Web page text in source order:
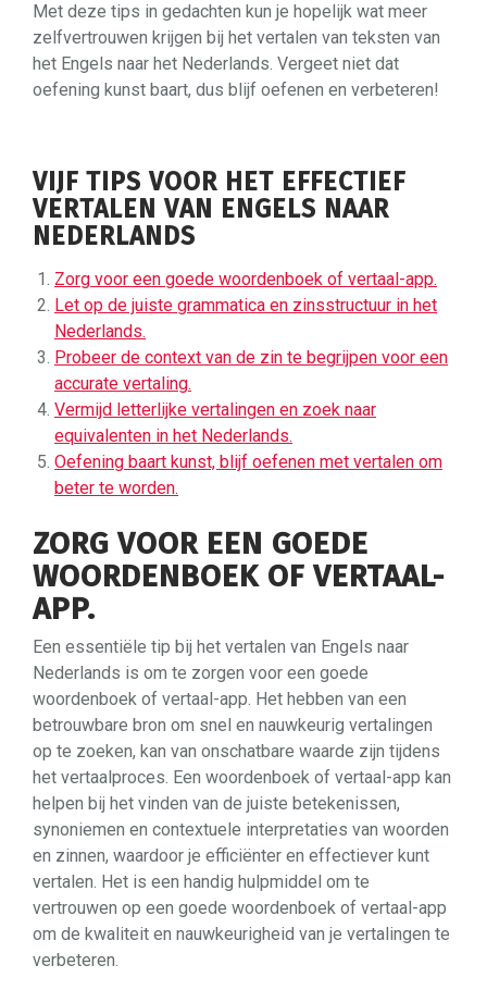
Met deze tips in gedachten kun je hopelijk wat meer
zelfvertrouwen krijgen bij het vertalen van teksten van
het Engels naar het Nederlands. Vergeet niet dat
oefening kunst baart, dus blijf oefenen en verbeteren!
VIJF TIPS VOOR HET EFFECTIEF
VERTALEN VAN ENGELS NAAR
NEDERLANDS
Zorg voor een goede woordenboek of vertaal-app.
Let op de juiste grammatica en zinsstructuur in het
Nederlands.
Probeer de context van de zin te begrijpen voor een
accurate vertaling.
Vermijd letterlijke vertalingen en zoek naar
equivalenten in het Nederlands.
Oefening baart kunst, blijf oefenen met vertalen om
beter te worden.
ZORG VOOR EEN GOEDE
WOORDENBOEK OF VERTAAL-
APP.
Een essentiële tip bij het vertalen van Engels naar
Nederlands is om te zorgen voor een goede
woordenboek of vertaal-app. Het hebben van een
betrouwbare bron om snel en nauwkeurig vertalingen
op te zoeken, kan van onschatbare waarde zijn tijdens
het vertaalproces. Een woordenboek of vertaal-app kan
helpen bij het vinden van de juiste betekenissen,
synoniemen en contextuele interpretaties van woorden
en zinnen, waardoor je efficiënter en effectiever kunt
vertalen. Het is een handig hulpmiddel om te
vertrouwen op een goede woordenboek of vertaal-app
om de kwaliteit en nauwkeurigheid van je vertalingen te
verbeteren.